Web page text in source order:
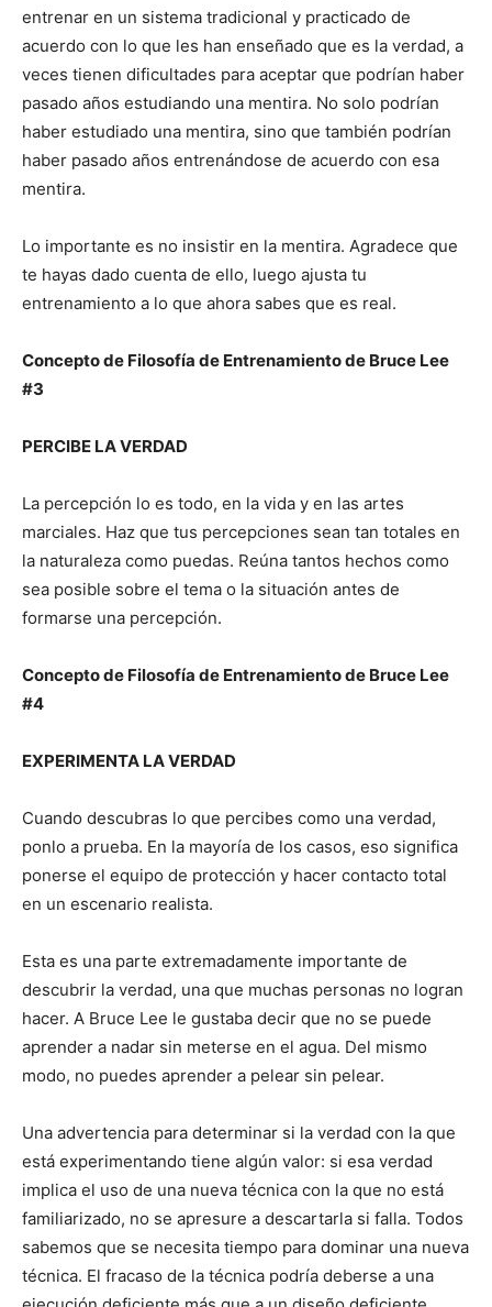
entrenar en un sistema tradicional y practicado de
acuerdo con lo que les han enseñado que es la verdad, a
veces tienen dificultades para aceptar que podrían haber
pasado años estudiando una mentira. No solo podrían
haber estudiado una mentira, sino que también podrían
haber pasado años entrenándose de acuerdo con esa
mentira.
Lo importante es no insistir en la mentira. Agradece que
te hayas dado cuenta de ello, luego ajusta tu
entrenamiento a lo que ahora sabes que es real.
Concepto de Filosofía de Entrenamiento de Bruce Lee
#3
PERCIBE LA VERDAD
La percepción lo es todo, en la vida y en las artes
marciales. Haz que tus percepciones sean tan totales en
la naturaleza como puedas. Reúna tantos hechos como
sea posible sobre el tema o la situación antes de
formarse una percepción.
Concepto de Filosofía de Entrenamiento de Bruce Lee
#4
EXPERIMENTA LA VERDAD
Cuando descubras lo que percibes como una verdad,
ponlo a prueba. En la mayoría de los casos, eso significa
ponerse el equipo de protección y hacer contacto total
en un escenario realista.
Esta es una parte extremadamente importante de
descubrir la verdad, una que muchas personas no logran
hacer. A Bruce Lee le gustaba decir que no se puede
aprender a nadar sin meterse en el agua. Del mismo
modo, no puedes aprender a pelear sin pelear.
Una advertencia para determinar si la verdad con la que
está experimentando tiene algún valor: si esa verdad
implica el uso de una nueva técnica con la que no está
familiarizado, no se apresure a descartarla si falla. Todos
sabemos que se necesita tiempo para dominar una nueva
técnica. El fracaso de la técnica podría deberse a una